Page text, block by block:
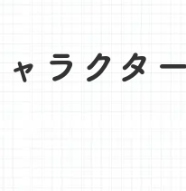
ャラクタ